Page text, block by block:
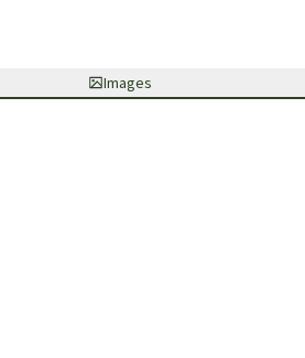
Images